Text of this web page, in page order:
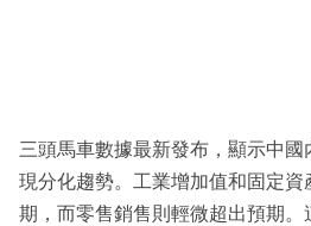
區
三頭馬車數據最新發布，顯示中國
現分化趨勢。工業增加值和固定
期，而零售銷售則輕微超出預期